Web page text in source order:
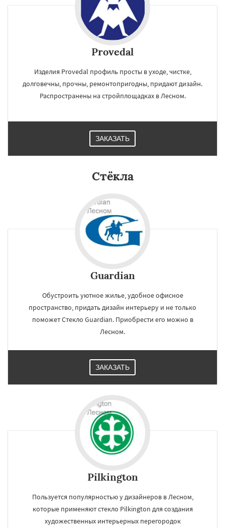
Лопатино Лотошино
Менделеевск
Михнево
Некрасовское
Томилино Тучково
Фряново Хорлово Черкизово Черусти
Шаховская
Provedal
Изделия Provedal профиль просты в уходе, чистке,
долговечны, прочны, ремонтопригодны, придают дизайн.
Распространены на стройплощадках в Лесном.
ЗАКАЗАТЬ
Стёкла
Guardian
Обустроить уютное жилье, удобное офисное
пространство, придать дизайн интерьеру и не только
поможет Стекло Guardian. Приобрести его можно в
Лесном.
ЗАКАЗАТЬ
Pilkington
Пользуется популярностью у дизайнеров в Лесном,
которые применяют стекло Pilkington для создания
художественных интерьерных перегородок
УЗНАТЬ ПОДРОБНЕЕ
Даю согласие на обработку персональных данных